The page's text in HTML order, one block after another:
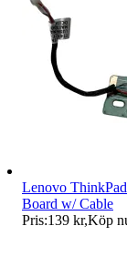
Lenovo
Board w/ Cable
Pris:139 kr,Köp